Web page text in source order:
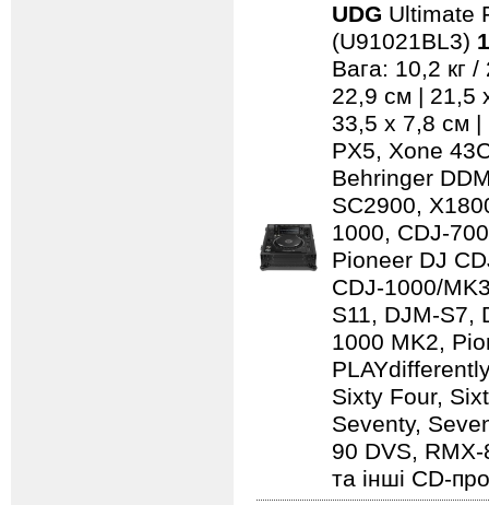
UDG Ultimate
(U91021BL3)
Вага: 10,2 кг
22,9 см | 21,5
33,5 x 7,8 см |
PX5, Xone
Behringer
SC2900,
1000, CDJ-
Pioneer DJ
CDJ-1000/
S11, DJM-S7,
1000 MK2,
Sixty Four,
Seventy,
90 DVS,
та інші CD-